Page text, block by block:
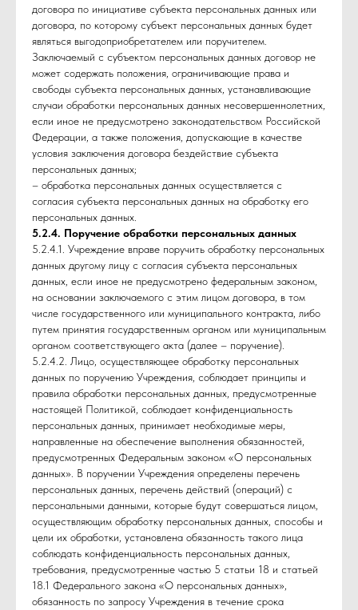
договора по инициативе субъекта персональных данных или
договора, по которому субъект персональных данных будет
являться выгодоприобретателем или поручителем.
Заключаемый с субъектом персональных данных договор не
может содержать положения, ограничивающие права и
свободы субъекта персональных данных, устанавливающие
случаи обработки персональных данных несовершеннолетних,
если иное не предусмотрено законодательством Российской
Федерации, а также положения, допускающие в качестве
условия заключения договора бездействие субъекта
персональных данных;
– обработка персональных данных осуществляется с
согласия субъекта персональных данных на обработку его
персональных данных.
5.2.4. Поручение обработки персональных данных
5.2.4.1. Учреждение вправе поручить обработку персональных
данных другому лицу с согласия субъекта персональных
данных, если иное не предусмотрено федеральным законом,
на основании заключаемого с этим лицом договора, в том
числе государственного или муниципального контракта, либо
путем принятия государственным органом или муниципальным
органом соответствующего акта (далее – поручение).
5.2.4.2. Лицо, осуществляющее обработку персональных
данных по поручению Учреждения, соблюдает принципы и
правила обработки персональных данных, предусмотренные
настоящей Политикой, соблюдает конфиденциальность
персональных данных, принимает необходимые меры,
направленные на обеспечение выполнения обязанностей,
предусмотренных Федеральным законом «О персональных
данных». В поручении Учреждения определены перечень
персональных данных, перечень действий (операций) с
персональными данными, которые будут совершаться лицом,
осуществляющим обработку персональных данных, способы и
цели их обработки, установлена обязанность такого лица
соблюдать конфиденциальность персональных данных,
требования, предусмотренные частью 5 статьи 18 и статьей
18.1 Федерального закона «О персональных данных»,
обязанность по запросу Учреждения в течение срока